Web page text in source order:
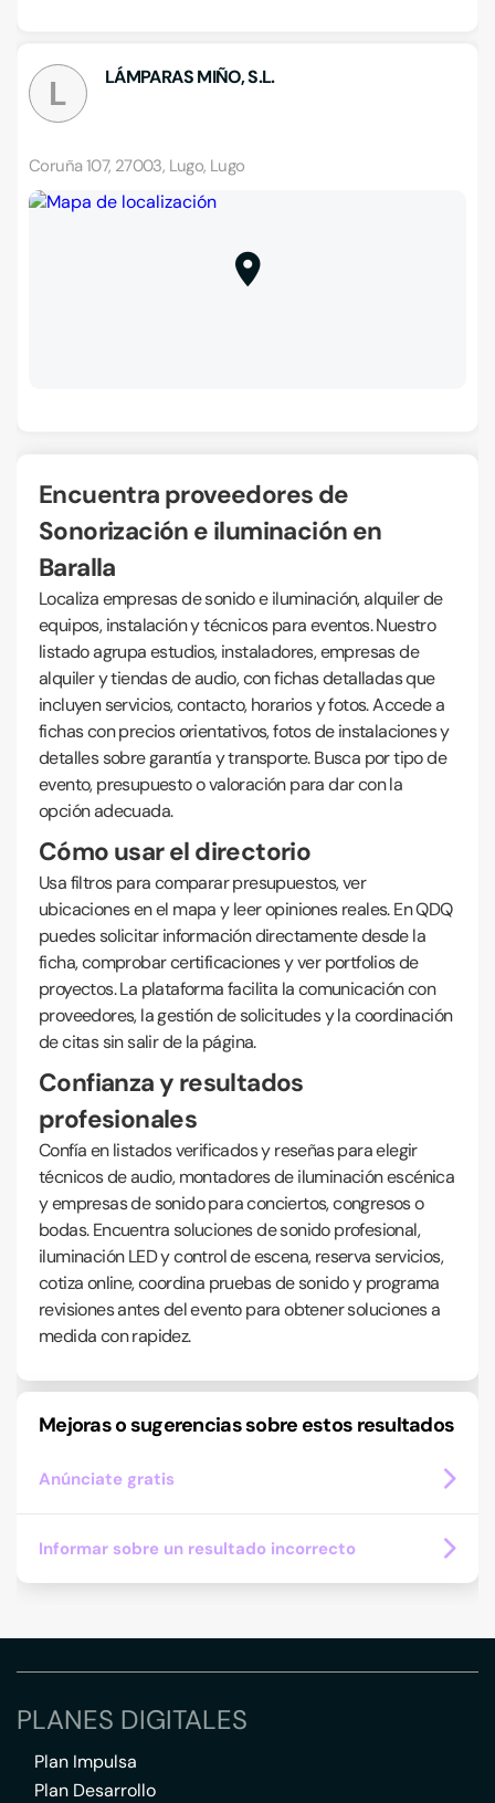
L LÁMPARAS MIÑO, S.L.
Coruña 107, 27003, Lugo, Lugo
Encuentra proveedores de
Sonorización e iluminación en
Baralla
Localiza empresas de sonido e iluminación, alquiler de
equipos, instalación y técnicos para eventos. Nuestro
listado agrupa estudios, instaladores, empresas de
alquiler y tiendas de audio, con fichas detalladas que
incluyen servicios, contacto, horarios y fotos. Accede a
fichas con precios orientativos, fotos de instalaciones y
detalles sobre garantía y transporte. Busca por tipo de
evento, presupuesto o valoración para dar con la
opción adecuada.
Cómo usar el directorio
Usa filtros para comparar presupuestos, ver
ubicaciones en el mapa y leer opiniones reales. En QDQ
puedes solicitar información directamente desde la
ficha, comprobar certificaciones y ver portfolios de
proyectos. La plataforma facilita la comunicación con
proveedores, la gestión de solicitudes y la coordinación
de citas sin salir de la página.
Confianza y resultados
profesionales
Confía en listados verificados y reseñas para elegir
técnicos de audio, montadores de iluminación escénica
y empresas de sonido para conciertos, congresos o
bodas. Encuentra soluciones de sonido profesional,
iluminación LED y control de escena, reserva servicios,
cotiza online, coordina pruebas de sonido y programa
revisiones antes del evento para obtener soluciones a
medida con rapidez.
Mejoras o sugerencias sobre estos resultados
Anúnciate gratis
Informar sobre un resultado incorrecto
PLANES DIGITALES
Plan Impulsa
Plan Desarrollo